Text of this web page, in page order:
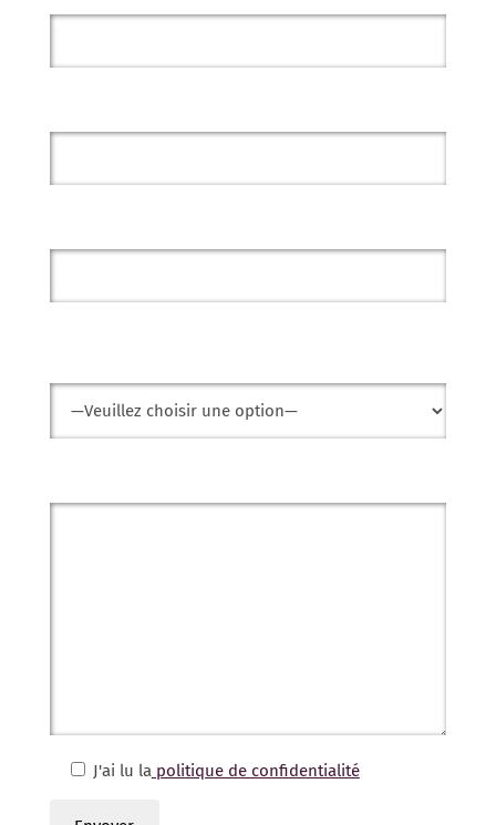
J'ai lu lapolitique de confidentialité